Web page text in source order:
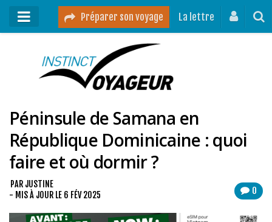
Préparer son voyage La lettre
Mon podcast
Destinations
Mes ressources pour voyager
Guides voyages
A propos
Péninsule de Samana en
République Dominicaine : quoi
faire et où dormir ?
0
PAR JUSTINE
- MIS À JOUR LE 6 FÉV 2025